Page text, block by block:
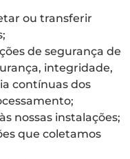
ou transferir
de segurança de
integridade,
contínuas dos
nossas instalações;
que coletamos